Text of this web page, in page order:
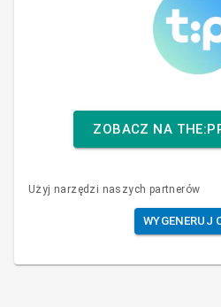
ZOBACZ NA
Użyj narzędzi naszych partnerów
WYGENERUJ